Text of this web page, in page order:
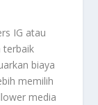
IG atau
terbaik
biaya
memilih
media